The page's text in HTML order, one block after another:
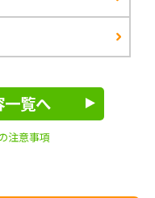
覧へ
注意事項